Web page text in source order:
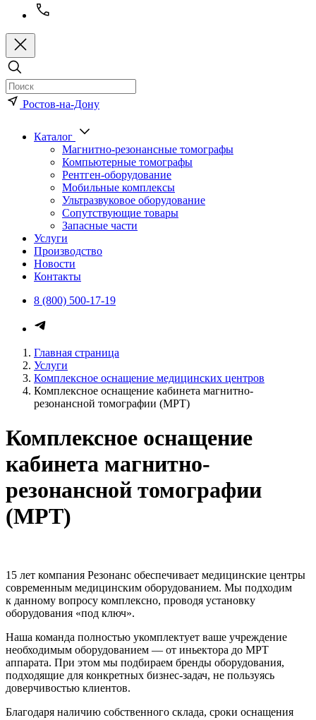
Ростов-на-Дону
Каталог
Магнитно-резонансные томографы
Компьютерные томографы
Рентген-оборудование
Мобильные комплексы
Ультразвуковое оборудование
Сопутствующие товары
Запасные части
Услуги
Производство
Новости
Контакты
8 (800) 500-17-19
Главная страница
Услуги
Комплексное оснащение медицинских центров
Комплексное оснащение кабинета магнитно-
резонансной томографии (МРТ)
Комплексное оснащение
кабинета магнитно-
резонансной томографии
(МРТ)
15 лет компания Резонанс обеспечивает медицинские центры
современным медицинским оборудованием. Мы подходим
к данному вопросу комплексно, проводя установку
оборудования «под ключ».
Наша команда полностью укомплектует ваше учреждение
необходимым оборудованием — от иньектора до МРТ
аппарата. При этом мы подбираем бренды оборудования,
подходящие для конкретных бизнес-задач, не пользуясь
доверчивостью клиентов.
Благодаря наличию собственного склада, сроки оснащения